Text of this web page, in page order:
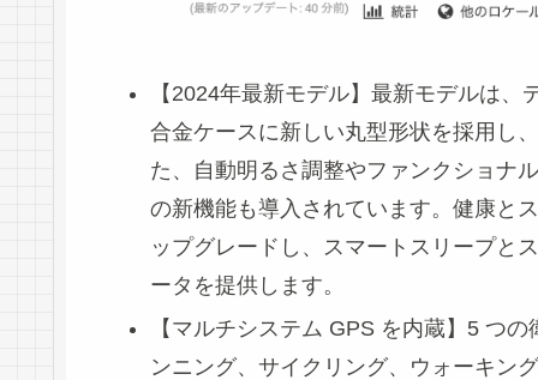
【2024年最新モデル】最新モデルは
合金ケースに新しい丸型形状を採用し
た、自動明るさ調整やファンクショナ
の新機能も導入されています。健康と
ップグレードし、スマートスリープと
ータを提供します。
【マルチシステム GPS を内蔵】5 つ
ンニング、サイクリング、ウォーキン